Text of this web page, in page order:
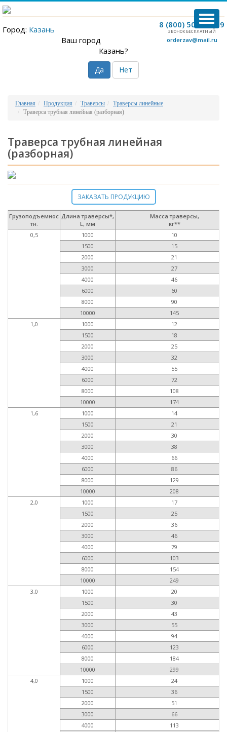
8 (800) 500-12-09
ЗВОНОК БЕСПЛАТНЫЙ
orderzav@mail.ru
Город: Казань
Ваш город
Казань?
Да Нет
Главная Продукция Траверсы
Траверсы линейные
Траверса трубная линейная (разборная)
Траверса трубная линейная
(разборная)
ЗАКАЗАТЬ ПРОДУКЦИЮ
Грузоподъемнос
тн.
Длина траверсы*,
L, мм
Масса траверсы,
кг**
0,5
1000
10
1500
15
2000
21
3000
27
4000
46
6000
60
8000
90
10000
145
1,0
1000
12
1500
18
2000
25
3000
32
4000
55
6000
72
8000
108
10000
174
1,6
1000
14
1500
21
2000
30
3000
38
4000
66
6000
86
8000
129
10000
208
2,0
1000
17
1500
25
2000
36
3000
46
4000
79
6000
103
8000
154
10000
249
3,0
1000
20
1500
30
2000
43
3000
55
4000
94
6000
123
8000
184
10000
299
4,0
1000
24
1500
36
2000
51
3000
66
4000
113